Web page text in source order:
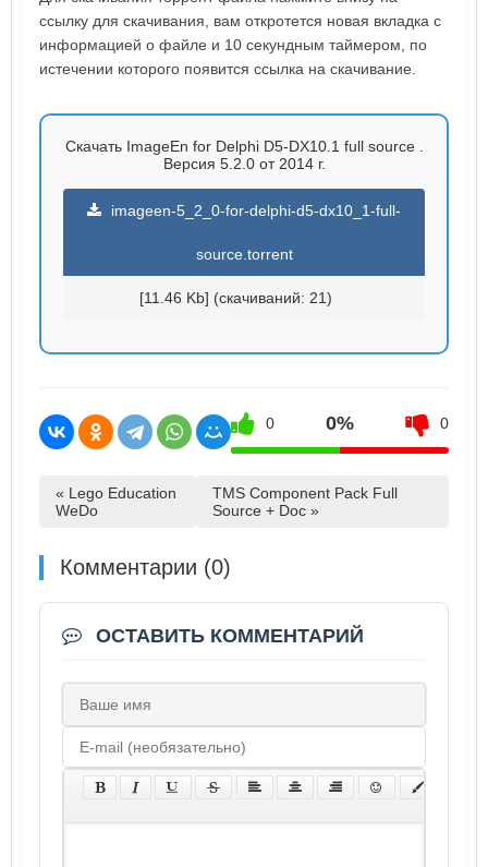
ссылку для скачивания, вам откротется новая вкладка с
информацией о файле и 10 секундным таймером, по
истечении которого появится ссылка на скачивание.
Скачать ImageEn for Delphi D5-DX10.1 full source .
Версия 5.2.0 от 2014 г.
imageen-5_2_0-for-delphi-d5-dx10_1-full-
source.torrent
[11.46 Kb] (cкачиваний: 21)
0 0% 0
« Lego Education
WeDo
TMS Component Pack Full
Source + Doc »
Комментарии (0)
ОСТАВИТЬ КОММЕНТАРИЙ